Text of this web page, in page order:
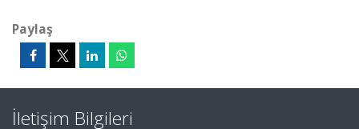
Paylaş
İletişim Bilgileri